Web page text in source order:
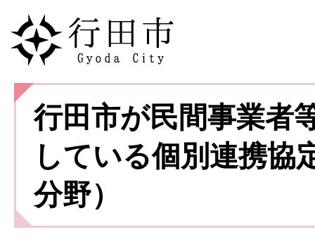
行田市が民間事業者
している個別連携協
分野）